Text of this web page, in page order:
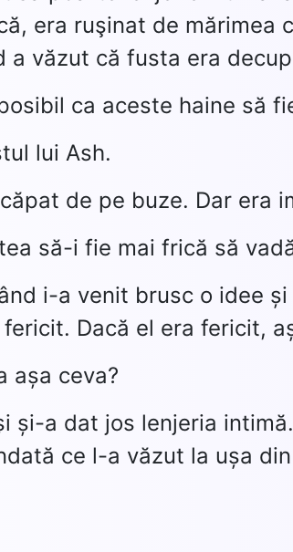
era ruşinat de
a văzut că fusta era
ca aceste haine să
lui Ash.
de pe buze. Dar era
să-i fie mai frică să
i-a venit brusc o idee
Dacă el era fericit,
așa ceva?
și-a dat jos lenjeria
ce l-a văzut la ușa